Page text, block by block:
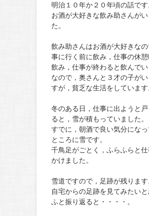
明治１０年か２０年頃の話です
お酒が大好きな飲み助さんがい
た。
飲み助さんはお酒が大好きな
事に行く前に飲み，仕事の休憩
飲み，仕事が終わると飲んでい
なので，奥さんと３才の子が
すが，貧乏な生活をしています
冬のある日，仕事に出ようと
ると，雪が積もっていました。
すでに，朝酒で良い気分になっ
ところに雪です。
千鳥足がごとく，ふらふらと仕
かけました。
雪道ですので，足跡が残ります
自宅からの足跡を見てみたいと
ふと振り返ると・・・・。